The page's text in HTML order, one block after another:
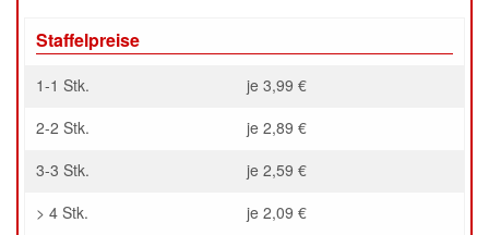
Staffelpreise
1-1 Stk.
je 3,99 €
2-2 Stk.
je 2,89 €
3-3 Stk.
je 2,59 €
> 4 Stk.
je 2,09 €